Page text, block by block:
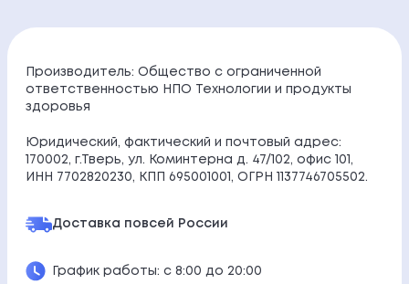
Производитель: Общество с ограниченной
ответственностью НПО Технологии и продукты
здоровья
Юридический, фактический и почтовый адрес:
170002, г.Тверь, ул. Коминтерна д. 47/102, офис 101,
ИНН 7702820230, КПП 695001001, ОГРН 1137746705502.
Доставка повсей России
График работы: с 8:00 до 20:00